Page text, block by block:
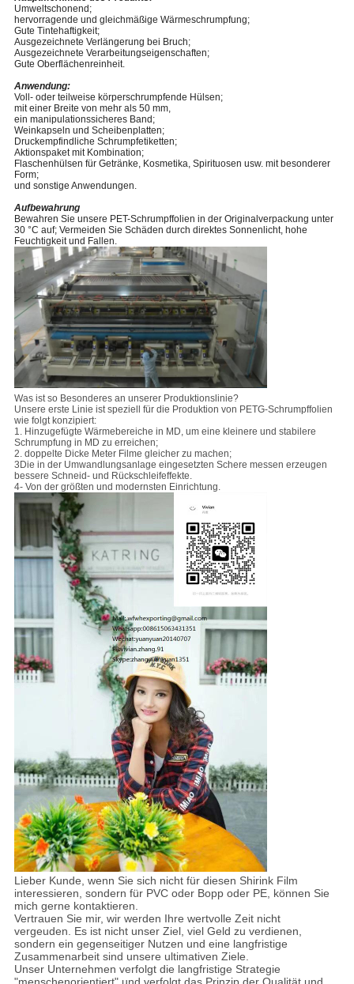
Umweltschonend;
hervorragende und gleichmäßige Wärmeschrumpfung;
Gute Tintehaftigkeit;
Ausgezeichnete Verlängerung bei Bruch;
Ausgezeichnete Verarbeitungseigenschaften;
Gute Oberflächenreinheit.
Anwendung:
Voll- oder teilweise körperschrumpfende Hülsen;
mit einer Breite von mehr als 50 mm,
ein manipulationssicheres Band;
Weinkapseln und Scheibenplatten;
Druckempfindliche Schrumpfetiketten;
Aktionspaket mit Kombination;
Flaschenhülsen für Getränke, Kosmetika, Spirituosen usw. mit besonderer
Form;
und sonstige Anwendungen.
Aufbewahrung
Bewahren Sie unsere PET-Schrumpffolien in der Originalverpackung unter
30 °C auf; Vermeiden Sie Schäden durch direktes Sonnenlicht, hohe
Feuchtigkeit und Fallen.
Was ist so Besonderes an unserer Produktionslinie?
Unsere erste Linie ist speziell für die Produktion von PETG-Schrumpffolien
wie folgt konzipiert:
1. Hinzugefügte Wärmebereiche in MD, um eine kleinere und stabilere
Schrumpfung in MD zu erreichen;
2. doppelte Dicke Meter Filme gleicher zu machen;
3Die in der Umwandlungsanlage eingesetzten Schere messen erzeugen
bessere Schneid- und Rückschleifeffekte.
4- Von der größten und modernsten Einrichtung.
Lieber Kunde, wenn Sie sich nicht für diesen Shirink Film
interessieren, sondern für PVC oder Bopp oder PE, können Sie
mich gerne kontaktieren.
Vertrauen Sie mir, wir werden Ihre wertvolle Zeit nicht
vergeuden. Es ist nicht unser Ziel, viel Geld zu verdienen,
sondern ein gegenseitiger Nutzen und eine langfristige
Zusammenarbeit sind unsere ultimativen Ziele.
Unser Unternehmen verfolgt die langfristige Strategie
"menschenorientiert" und verfolgt das Prinzip der Qualität und